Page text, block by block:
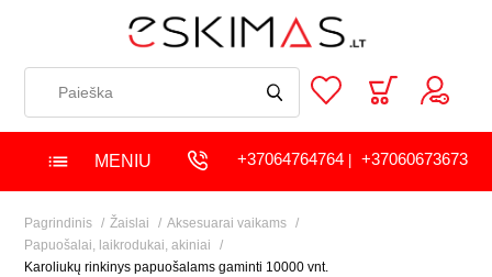
MENIU +37064764764| +37060673673
Pagrindinis Žaislai
Aksesuarai vaikams
Papuošalai, laikrodukai, akiniai
Karoliukų rinkinys papuošalams gaminti 10000 vnt.